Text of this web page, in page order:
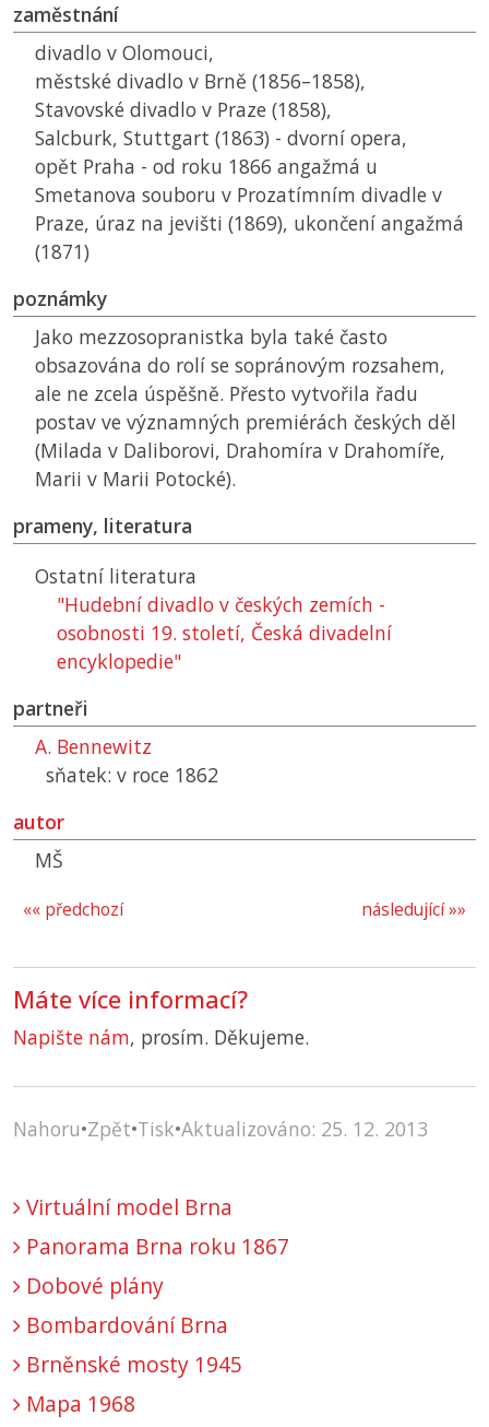
zaměstnání
divadlo v Olomouci,
městské divadlo v Brně (1856–1858),
Stavovské divadlo v Praze (1858),
Salcburk, Stuttgart (1863) - dvorní opera,
opět Praha - od roku 1866 angažmá u
Smetanova souboru v Prozatímním divadle v
Praze, úraz na jevišti (1869), ukončení angažmá
(1871)
poznámky
Jako mezzosopranistka byla také často
obsazována do rolí se sopránovým rozsahem,
ale ne zcela úspěšně. Přesto vytvořila řadu
postav ve významných premiérách českých děl
(Milada v Daliborovi, Drahomíra v Drahomíře,
Marii v Marii Potocké).
prameny, literatura
Ostatní literatura
"Hudební divadlo v českých zemích -
osobnosti 19. století, Česká divadelní
encyklopedie"
partneři
A. Bennewitz
sňatek: v roce 1862
autor
MŠ
následující »»
«« předchozí
Máte více informací?
Napište nám, prosím. Děkujeme.
Nahoru•Zpět•Tisk•Aktualizováno: 25. 12. 2013
Virtuální model Brna
Panorama Brna roku 1867
Dobové plány
Bombardování Brna
Brněnské mosty 1945
Mapa 1968